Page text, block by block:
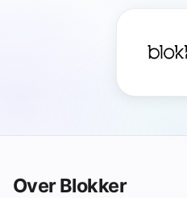
Over Blokker